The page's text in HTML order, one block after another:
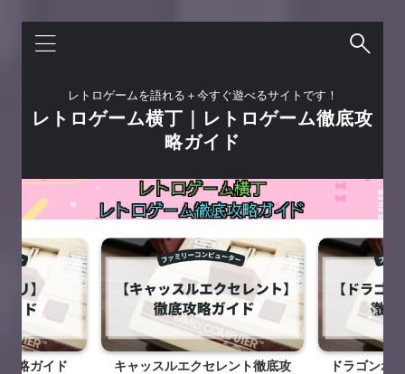
レトロゲームを語れる＋今すぐ遊べるサイトです！
レトロゲーム横丁｜レトロゲーム徹底攻
略ガイド
攻略ガイド
キャッスルエクセレント徹底攻
ドラゴンボ